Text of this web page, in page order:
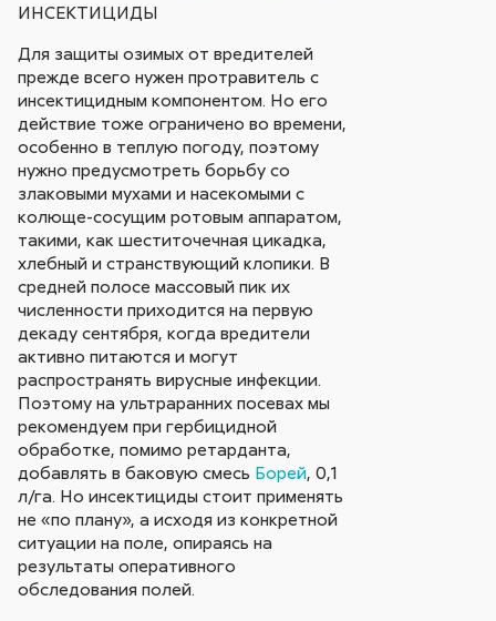
ИНСЕКТИЦИДЫ
Для защиты озимых от вредителей
прежде всего нужен протравитель с
инсектицидным компонентом. Но его
действие тоже ограничено во времени,
особенно в теплую погоду, поэтому
нужно предусмотреть борьбу со
злаковыми мухами и насекомыми с
колюще-сосущим ротовым аппаратом,
такими, как шеститочечная цикадка,
хлебный и странствующий клопики. В
средней полосе массовый пик их
численности приходится на первую
декаду сентября, когда вредители
активно питаются и могут
распространять вирусные инфекции.
Поэтому на ультраранних посевах мы
рекомендуем при гербицидной
обработке, помимо ретарданта,
добавлять в баковую смесь Борей, 0,1
л/га. Но инсектициды стоит применять
не «по плану», а исходя из конкретной
ситуации на поле, опираясь на
результаты оперативного
обследования полей.